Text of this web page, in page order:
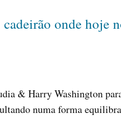
onde hoje
& Harry Washington
numa forma